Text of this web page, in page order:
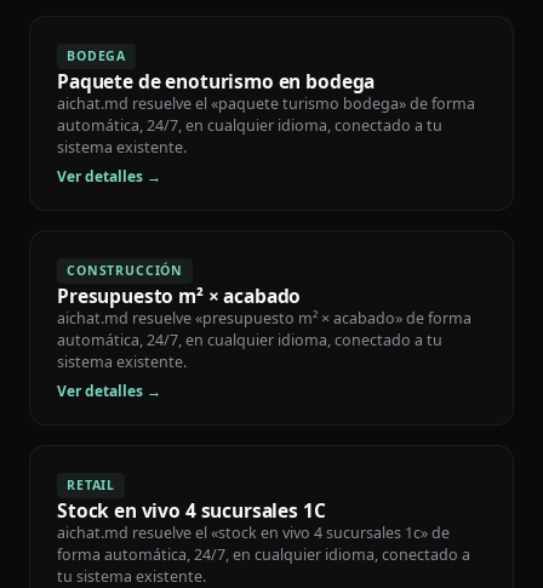
BODEGA
Paquete de enoturismo en bodega
aichat.md resuelve el «paquete turismo bodega» de forma
automática, 24/7, en cualquier idioma, conectado a tu
sistema existente.
Ver detalles →
CONSTRUCCIÓN
Presupuesto m² × acabado
aichat.md resuelve «presupuesto m² × acabado» de forma
automática, 24/7, en cualquier idioma, conectado a tu
sistema existente.
Ver detalles →
RETAIL
Stock en vivo 4 sucursales 1C
aichat.md resuelve el «stock en vivo 4 sucursales 1c» de
forma automática, 24/7, en cualquier idioma, conectado a
tu sistema existente.